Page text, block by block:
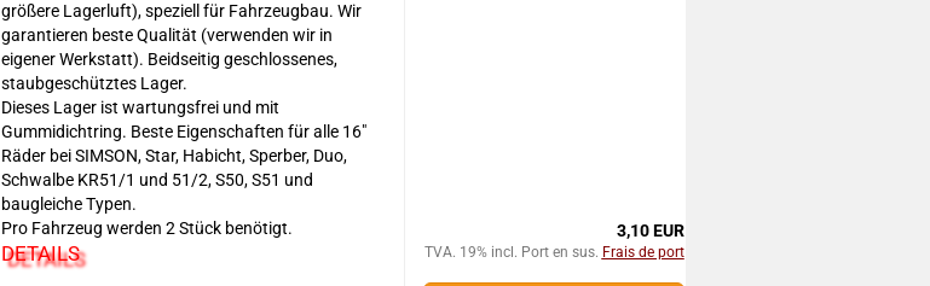
größere Lagerluft), speziell für Fahrzeugbau. Wir
garantieren beste Qualität (verwenden wir in
eigener Werkstatt). Beidseitig geschlossenes,
staubgeschütztes Lager.
Dieses Lager ist wartungsfrei und mit
Gummidichtring. Beste Eigenschaften für alle 16"
Räder bei SIMSON, Star, Habicht, Sperber, Duo,
Schwalbe KR51/1 und 51/2, S50, S51 und
baugleiche Typen.
Pro Fahrzeug werden 2 Stück benötigt.
DETAILS
3,10 EUR
TVA. 19% incl. Port en sus. Frais de port